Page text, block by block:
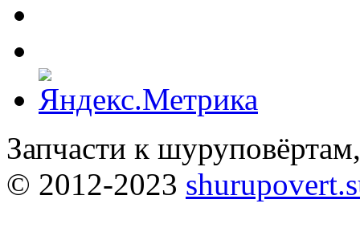
Запчасти к
© 2012-2023